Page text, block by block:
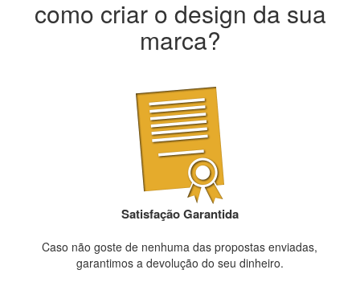
como criar o design da sua
marca?
Satisfação Garantida
Caso não goste de nenhuma das propostas enviadas,
garantimos a devolução do seu dinheiro.